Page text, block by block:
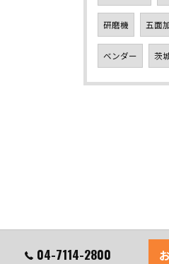
研磨機 五面
ベンダー 茨
04-7114-2800